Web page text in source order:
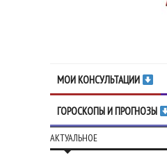
МОИ КОНСУЛЬТАЦИИ
ГОРОСКОПЫ И ПРОГНОЗЫ
АКТУАЛЬНОЕ